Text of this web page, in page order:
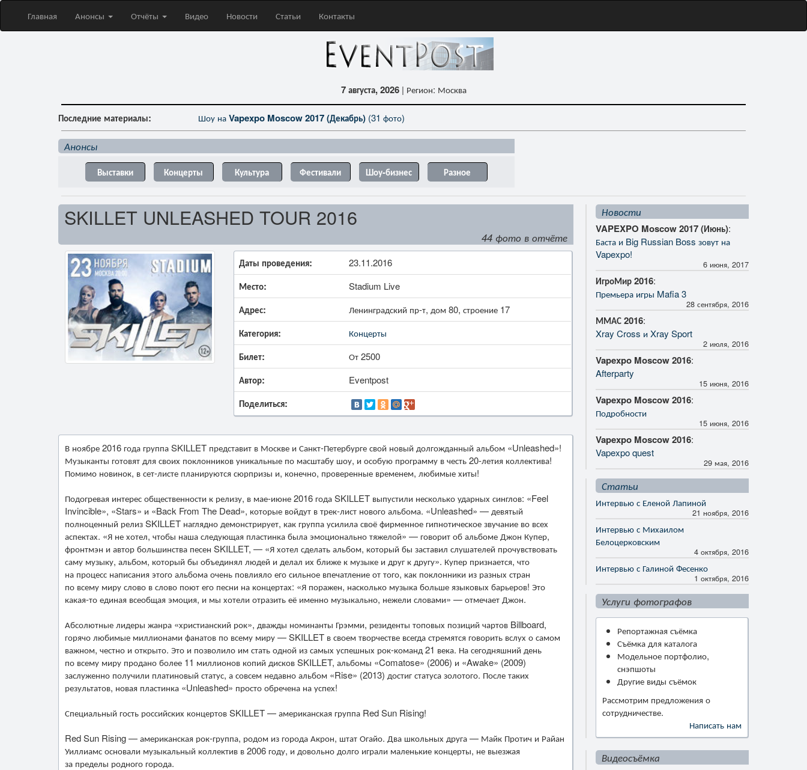
Главная Анонсы Отчёты Видео Новости Статьи Контакты
7 августа, 2026 | Регион: Москва
Последние материалы: Девушки-модели наVapexpo Moscow 2017 (Декабрь)
Анонсы
Выставки Концерты Культура Фестивали Шоу-бизнес Разное
SKILLET UNLEASHED TOUR 2016
44 фото в отчёте
Даты проведения: 23.11.2016
Место: Stadium Live
Адрес: Ленинградский пр-т, дом 80, строение 17
Категория: Концерты
Билет: От 2500
Автор: Eventpost
Поделиться:
В ноябре 2016 года группа SKILLET представит в Москве и Санкт-Петербурге свой новый долгожданный альбом «Unleashed»!
Музыканты готовят для своих поклонников уникальные по масштабу шоу, и особую программу в честь 20-летия коллектива!
Помимо новинок, в сет-листе планируются сюрпризы и, конечно, проверенные временем, любимые хиты!
Подогревая интерес общественности к релизу, в мае-июне 2016 года SKILLET выпустили несколько ударных синглов: «Feel
Invincible», «Stars» и «Back From The Dead», которые войдут в трек-лист нового альбома. «Unleashed» — девятый
полноценный релиз SKILLET наглядно демонстрирует, как группа усилила своё фирменное гипнотическое звучание во всех
аспектах. «Я не хотел, чтобы наша следующая пластинка была эмоционально тяжелой» — говорит об альбоме Джон Купер,
фронтмэн и автор большинства песен SKILLET, — «Я хотел сделать альбом, который бы заставил слушателей прочувствовать
саму музыку, альбом, который бы объединял людей и делал их ближе к музыке и друг к другу». Купер признается, что
на процесс написания этого альбома очень повлияло его сильное впечатление от того, как поклонники из разных стран
по всему миру слово в слово поют его песни на концертах: «Я поражен, насколько музыка больше языковых барьеров! Это
какая-то единая всеобщая эмоция, и мы хотели отразить её именно музыкально, нежели словами» — отмечает Джон.
Абсолютные лидеры жанра «христианский рок», дважды номинанты Грэмми, резиденты топовых позиций чартов Billboard,
горячо любимые миллионами фанатов по всему миру — SKILLET в своем творчестве всегда стремятся говорить вслух о самом
важном, честно и открыто. Это и позволило им стать одной из самых успешных рок-команд 21 века. На сегодняшний день
по всему миру продано более 11 миллионов копий дисков SKILLET, альбомы «Comatose» (2006) и «Awake» (2009)
заслуженно получили платиновый статус, а совсем недавно альбом «Rise» (2013) достиг статуса золотого. После таких
результатов, новая пластинка «Unleashed» просто обречена на успех!
Специальный гость российских концертов SKILLET — американская группа Red Sun Rising!
Red Sun Rising — американская рок-группа, родом из города Акрон, штат Огайо. Два школьных друга — Майк Протич и Райан
Уиллиамс основали музыкальный коллектив в 2006 году, и довольно долго играли маленькие концерты, не выезжая
за пределы родного города.
Новости
VAPEXPO Moscow 2017 (Июнь):
Баста и Big Russian Boss зовут на
Vapexpo!
6 июня, 2017
ИгроМир 2016:
Премьера игры Mafia 3
28 сентября, 2016
ММАС 2016:
Xray Cross и Xray Sport
2 июля, 2016
Vapexpo Moscow 2016:
Afterparty
15 июня, 2016
Vapexpo Moscow 2016:
Подробности
15 июня, 2016
Vapexpo Moscow 2016:
Vapexpo quest
29 мая, 2016
Статьи
Интервью с Еленой Лапиной
21 ноября, 2016
Интервью с Михаилом
Белоцерковским
4 октября, 2016
Интервью с Галиной Фесенко
1 октября, 2016
Услуги фотографов
Репортажная съёмка
Съёмка для каталога
Модельное портфолио,
снэпшоты
Другие виды съёмок
Рассмотрим предложения о
сотрудничестве.
Написать нам
Видеосъёмка